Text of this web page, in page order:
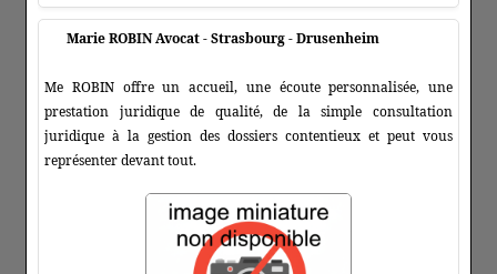
Marie ROBIN Avocat - Strasbourg - Drusenheim
Me ROBIN offre un accueil, une écoute personnalisée, une
prestation juridique de qualité, de la simple consultation
juridique à la gestion des dossiers contentieux et peut vous
représenter devant tout.